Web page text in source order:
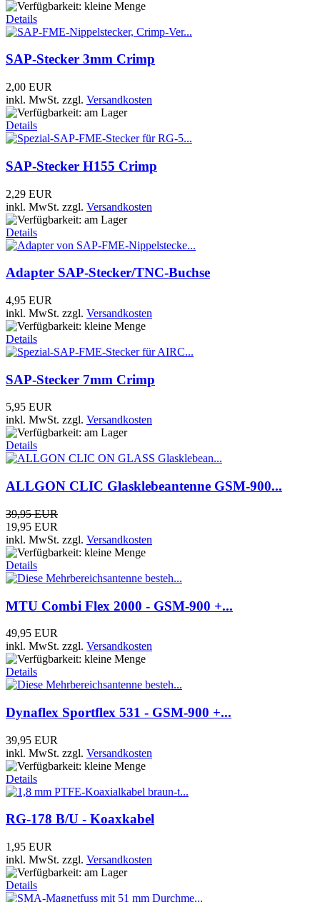
Details
SAP-Stecker 3mm Crimp
2,00 EUR
inkl. MwSt. zzgl. Versandkosten
Details
SAP-Stecker H155 Crimp
2,29 EUR
inkl. MwSt. zzgl. Versandkosten
Details
Adapter SAP-Stecker/TNC-Buchse
4,95 EUR
inkl. MwSt. zzgl. Versandkosten
Details
SAP-Stecker 7mm Crimp
5,95 EUR
inkl. MwSt. zzgl. Versandkosten
Details
ALLGON CLIC Glasklebeantenne GSM-900...
39,95 EUR
19,95 EUR
inkl. MwSt. zzgl. Versandkosten
Details
MTU Combi Flex 2000 - GSM-900 +...
49,95 EUR
inkl. MwSt. zzgl. Versandkosten
Details
Dynaflex Sportflex 531 - GSM-900 +...
39,95 EUR
inkl. MwSt. zzgl. Versandkosten
Details
RG-178 B/U - Koaxkabel
1,95 EUR
inkl. MwSt. zzgl. Versandkosten
Details